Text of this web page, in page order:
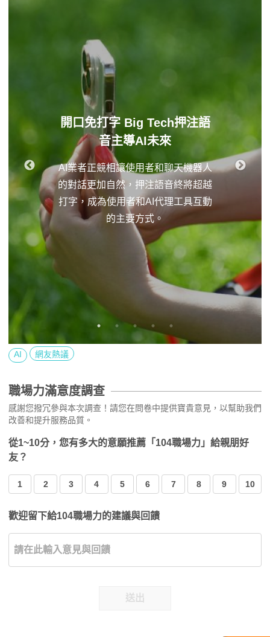
開口免打字 Big Tech押注語
音主導AI未來
AI業者正競相讓使用者和聊天機器人
的對話更加自然，押注語音終將超越
打字，成為使用者和AI代理工具互動
的主要方式。
AI 網友熱議
職場力滿意度調查
感謝您撥冗參與本次調查！請您在問卷中提供寶貴意見，以幫助我們
改善和提升服務品質。
從1~10分，您有多大的意願推薦「104職場力」給親朋好
友？
1 2 3 4 5 6 7 8 9 10
歡迎留下給104職場力的建議與回饋
送出